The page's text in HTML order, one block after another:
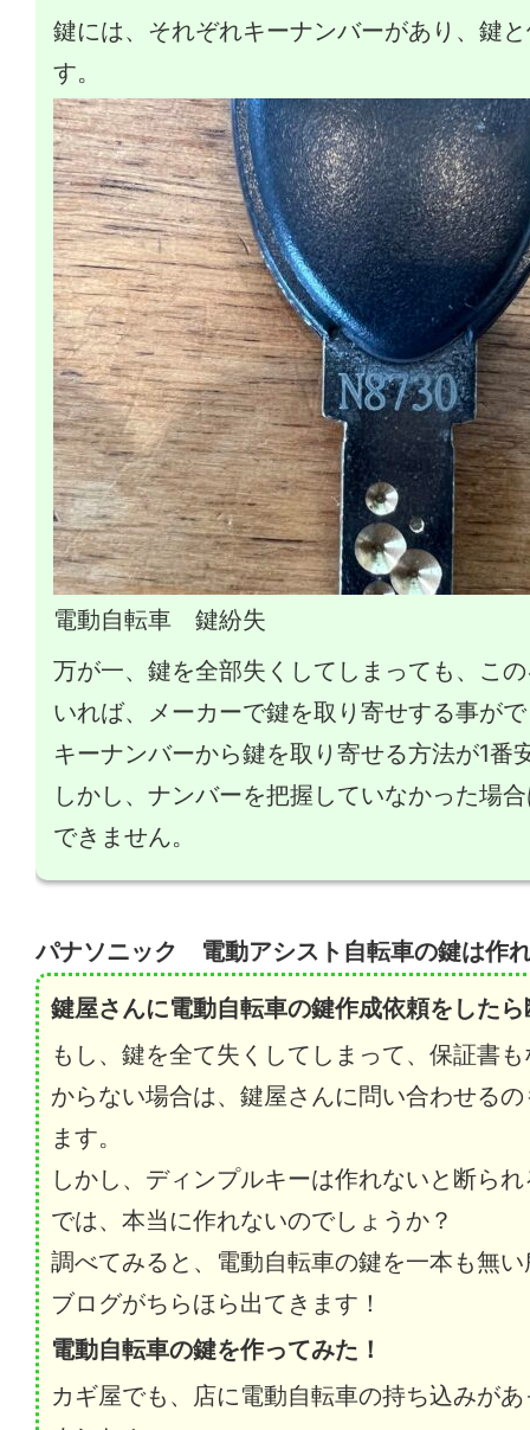
鍵には、それぞれキーナンバーがあり、鍵
す。
電動自転車 鍵紛失
万が一、鍵を全部失くしてしまっても、こ
いれば、メーカーで鍵を取り寄せする事が
キーナンバーから鍵を取り寄せる方法が1番
しかし、ナンバーを把握していなかった場
できません。
パナソニック 電動アシスト自転車の鍵は作
鍵屋さんに電動自転車の鍵作成依頼をした
もし、鍵を全て失くしてしまって、保証書
からない場合は、鍵屋さんに問い合わせる
ます。
しかし、ディンプルキーは作れないと断ら
では、本当に作れないのでしょうか？
調べてみると、電動自転車の鍵を一本も無
ブログがちらほら出てきます！
電動自転車の鍵を作ってみた！
カギ屋でも、店に電動自転車の持ち込みが